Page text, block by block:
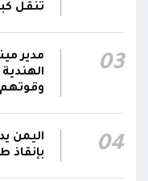
21:45
الشركة
الانتهاء
احتياجات
تنقل
03
مدير
وقوتهم
04
اليمن
بإنقاذ